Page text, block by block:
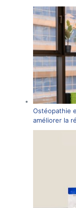
Ostéopathie
améliorer la